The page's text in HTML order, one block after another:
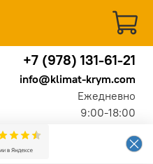
+7 (978) 131-61-21
info@klimat-krym.com
Ежедневно
9:00-18:00